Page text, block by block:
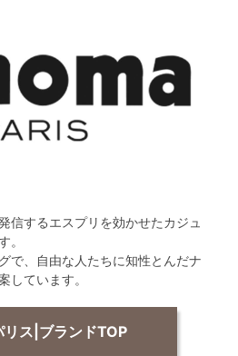
信するエスプリを効かせたカジュ
。
で、自由な人たちに知性とんだナ
しています。
リス|ブランドTOP